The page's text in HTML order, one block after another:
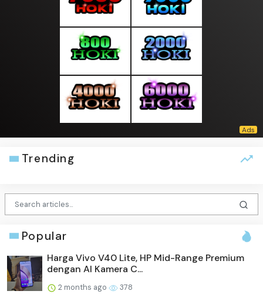
Trending
Popular
Harga Vivo V40 Lite, HP Mid-Range Premium
dengan AI Kamera C...
2 months ago 378